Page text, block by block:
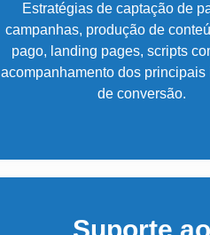
Estratégias de captação de
campanhas, produção de
pago, landing pages, scripts
acompanhamento dos principais
de conversão.